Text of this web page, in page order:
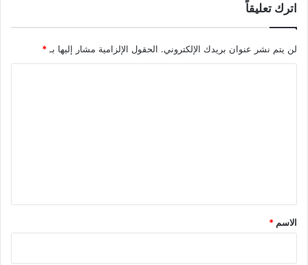
اترك تعليقاً
لن يتم نشر عنوان بريدك الإلكتروني. الحقول الإلزامية مشار إليها بـ *
*
الاسم *